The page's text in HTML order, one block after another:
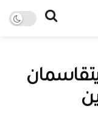
يتقاسمان